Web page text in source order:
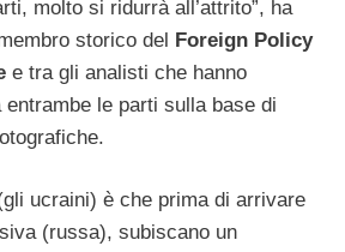
molto si ridurrà all’attrito”, ha
storico del Foreign Policy
e tra gli analisti che hanno
le parti sulla base di
ucraini) è che prima di arrivare
(russa), subiscano un